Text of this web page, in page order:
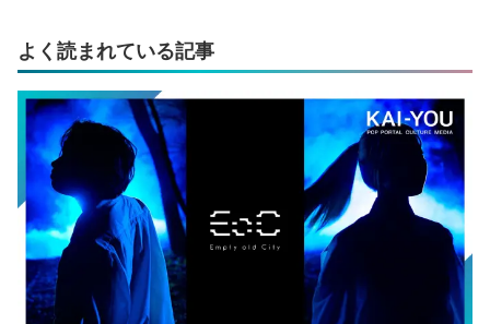
よく読まれている記事